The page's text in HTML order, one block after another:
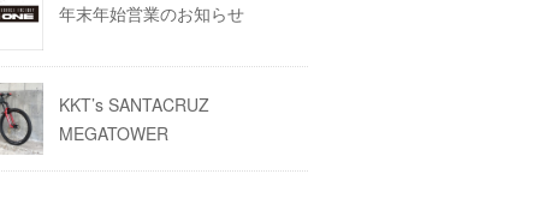
年末年始営業のお知らせ
KKT’s SANTACRUZ
MEGATOWER